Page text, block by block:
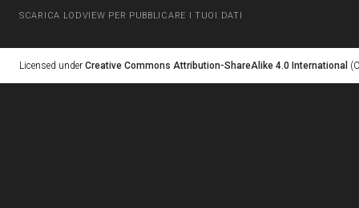
SCARICA LODVIEW PER PUBBLICARE I TUOI DATI
Licensed under Creative Commons Attribution-ShareAlike 4.0 International